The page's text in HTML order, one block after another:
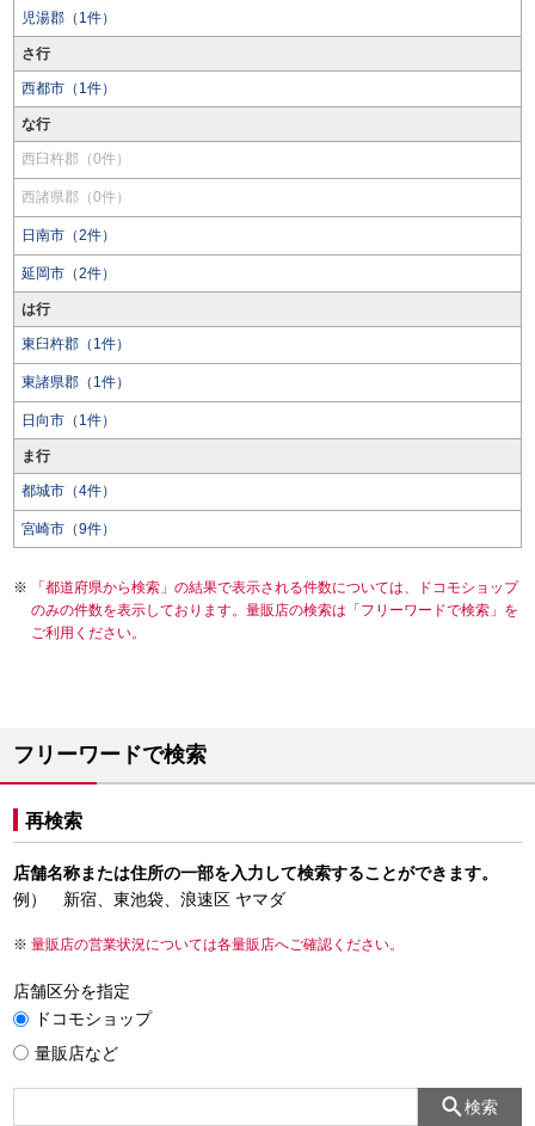
児湯郡（1件）
さ行
西都市（1件）
な行
西臼杵郡（0件）
西諸県郡（0件）
日南市（2件）
延岡市（2件）
は行
東臼杵郡（1件）
東諸県郡（1件）
日向市（1件）
ま行
都城市（4件）
宮崎市（9件）
「都道府県から検索」の結果で表示される件数については、ドコモショップ
のみの件数を表示しております。量販店の検索は「フリーワードで検索」を
ご利用ください。
フリーワードで検索
再検索
店舗名称または住所の一部を入力して検索することができます。
例） 新宿、東池袋、浪速区 ヤマダ
量販店の営業状況については各量販店へご確認ください。
店舗区分を指定
ドコモショップ
量販店など
検索